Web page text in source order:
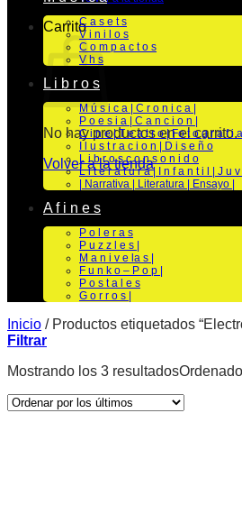
Carrito
No hay productos en el carrito.
Volver a la tienda
C a s e t s
V i n i l o s
C o m p a c t o s
V h s
L i b r o s
M ú s i c a | C r o n i c a |
P o e s i a | C a n c i o n |
C i n e | T e a t r o | Fo t o g r a f i a
I l u s t r a c i o n | D i s e ñ o
L i b r o s c o n s o n i d o
L i t e r a t u r a | I n f a n t i l | J u v
| Narrativa | Literatura | Ensayo |
A f i n e s
P o l e r a s
P u z z l e s |
M a n i v e la s |
F u n k o – P o p |
P o s t a l e s
G o r r o s |
Inicio /Productos etiquetados
Filtrar
Mostrando los 3 resultados